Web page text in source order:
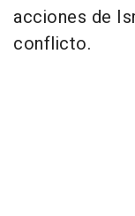
acciones de
conflicto.